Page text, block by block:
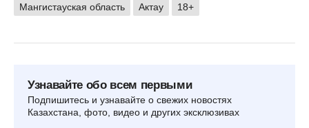
Мангистауская область Актау 18+
Узнавайте обо всем первыми
Подпишитесь и узнавайте о свежих новостях
Казахстана, фото, видео и других эксклюзивах